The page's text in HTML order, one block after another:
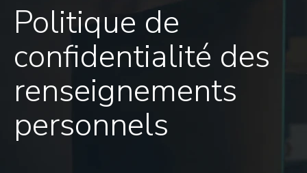
Politique de
confidentialité des
renseignements
personnels